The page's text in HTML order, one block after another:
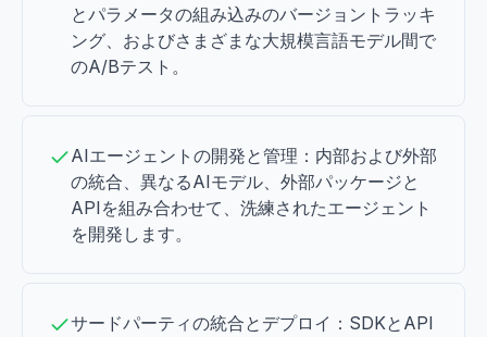
とパラメータの組み込みのバージョントラッキ
ング、およびさまざまな大規模言語モデル間で
のA/Bテスト。
AIエージェントの開発と管理：内部および外部
の統合、異なるAIモデル、外部パッケージと
APIを組み合わせて、洗練されたエージェント
を開発します。
サードパーティの統合とデプロイ：SDKとAPI